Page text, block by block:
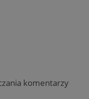
komentarzy